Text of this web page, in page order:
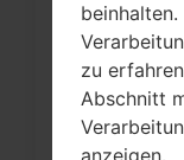
Wie
zu
Abschnitt